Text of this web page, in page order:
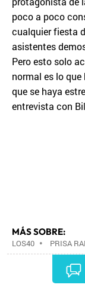
poco a poco
cualquier fiesta
asistentes
Pero esto solo
normal es lo
que se haya
entrevista con
MÁS SOBRE:
LOS40 • PRISA
GRUPO PRISA•
COMUNICACIÓN•